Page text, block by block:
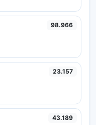
98.966
23.157
43.189